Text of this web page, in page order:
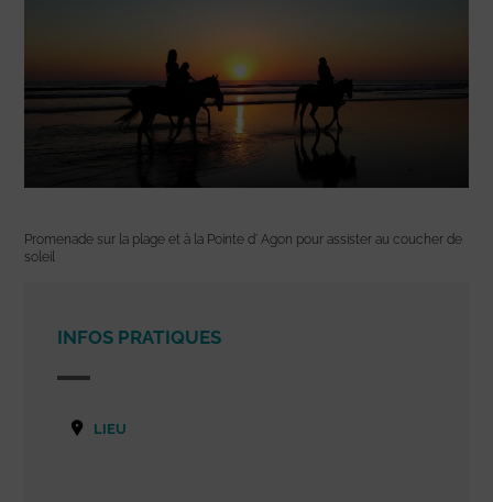
Promenade sur la plage et à la Pointe d’ Agon pour assister au coucher de
soleil
INFOS PRATIQUES
LIEU